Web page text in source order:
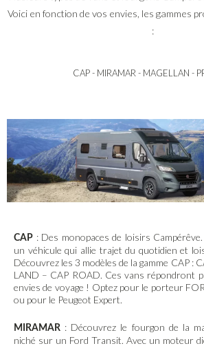
Voici en fonction de vos envies, les gammes
:
CAP - MIRAMAR - MAGELLAN -
CAP : Des monopaces de loisirs
un véhicule qui allie trajet du quotidien et
Découvrez les 3 modèles de la gamme CAP :
LAND – CAP ROAD. Ces vans répondront
envies de voyage ! Optez pour le porteur
ou pour le Peugeot Expert.
MIRAMAR : Découvrez le fourgon de la
niché sur un Ford Transit. Avec un moteur